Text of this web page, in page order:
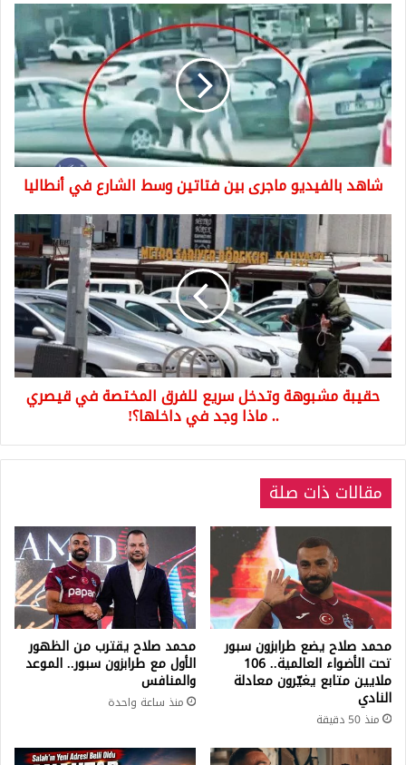
شاهد
بالفيديو
ماجرى
بين
فتاتين
وسط
الشارع
في
أنطاليا
شاهد بالفيديو ماجرى بين فتاتين وسط الشارع في أنطاليا
حقيبة
مشبوهة
وتدخل
سريع
للفرق
المختصة
في
قيصري
..
ماذا
داخلها؟!
حقيبة مشبوهة وتدخل سريع للفرق المختصة في قيصري
.. ماذا وجد في داخلها؟!
مقالات ذات صلة
محمد صلاح يضع طرابزون سبور
تحت الأضواء العالمية.. 106
ملايين متابع يغيّرون معادلة
النادي
منذ 50 دقيقة
محمد صلاح يقترب من الظهور
الأول مع طرابزون سبور.. الموعد
والمنافس
منذ ساعة واحدة